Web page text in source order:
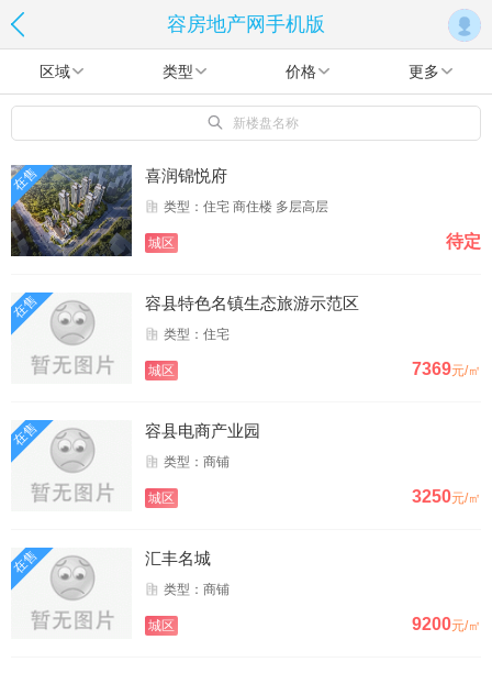
容房地产网手机版
区域 类型 价格 更多
新楼盘名称
在售 喜润锦悦府
类型：住宅 商住楼 多层高层
城区 待定
在售 容县特色名镇生态旅游示范区
类型：住宅
城区 7369元/㎡
在售 容县电商产业园
类型：商铺
城区 3250元/㎡
在售 汇丰名城
类型：商铺
城区 9200元/㎡